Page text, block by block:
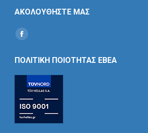
ΑΚΟΛΟΥΘΗΣΤΕ ΜΑΣ
Find us on:
Social
ΠΟΛΙΤΙΚΗ ΠΟΙΟΤΗΤΑΣ ΕΒΕΑ